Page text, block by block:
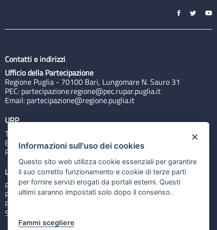
Contatti e indirizzi
Ufficio della Partecipazione
Regione Puglia - 70100 Bari, Lungomare N. Sauro 31
PEC: partecipazione.regione@pec.rupar.puglia.it
Email: partecipazione@regione.puglia.it
URP
Tel: 800713939
Email:quiregione@regione.puglia.it
Rubrica
Link utili
Portale Istituzionale
PO FESR Puglia 2014-2020
PSR Puglia 2014-2020
Sistema Puglia
×
Informazioni sull'uso dei cookies
Questo sito web utilizza cookie essenziali per garantire
il suo corretto funzionamento e cookie di terze parti
per fornire servizi erogati da portali esterni. Questi
ultimi saranno impostati solo dopo il consenso.
Fammi scegliere